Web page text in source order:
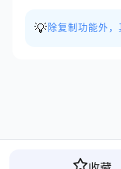
💡 除复制功能外